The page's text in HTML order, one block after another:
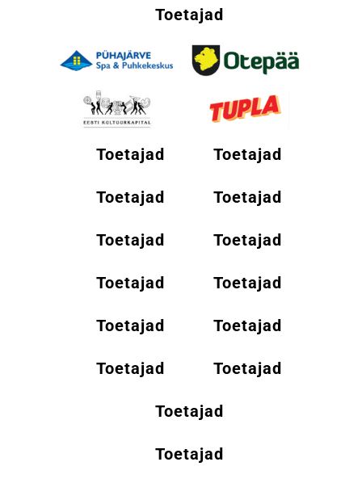
Toetajad
Toetajad Toetajad
Toetajad Toetajad
Toetajad Toetajad
Toetajad Toetajad
Toetajad Toetajad
Toetajad Toetajad
Toetajad
Toetajad